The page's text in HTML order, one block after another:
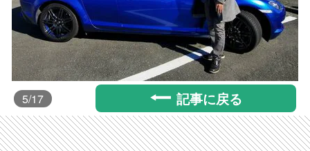
5/17 記事に戻る